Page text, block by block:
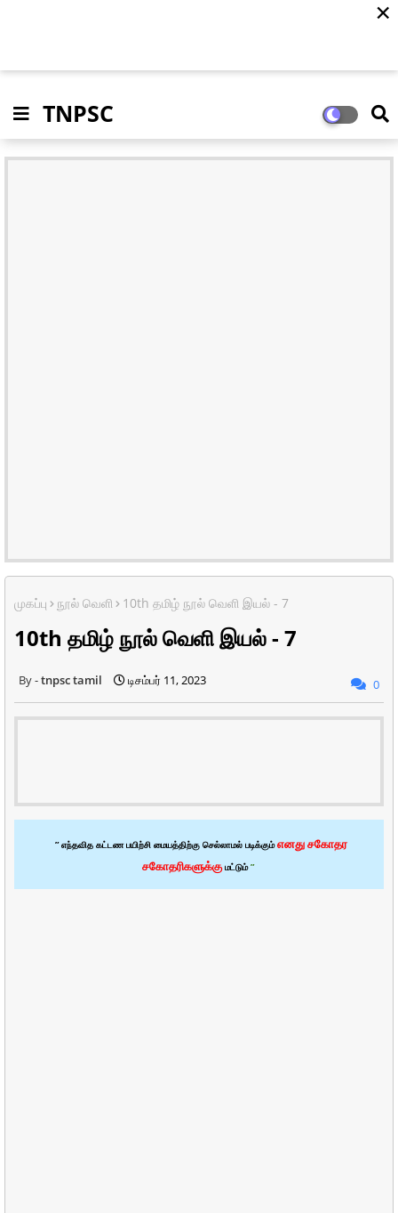
TNPSC
முகப்பு நூல் வெளி 10th தமிழ் நூல் வெளி இயல் - 7
10th தமிழ் நூல் வெளி இயல் - 7
tnpsc tamil டிசம்பர் 11, 2023 0
” எந்தவித கட்டண பயிற்சி மையத்திற்கு செல்லாமல் படிக்கும்எனது சகோதர
சகோதரிகளுக்குமட்டும்”
✕